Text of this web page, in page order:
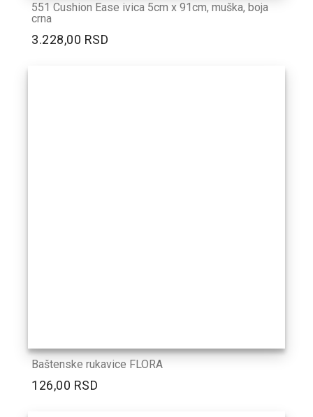
551 Cushion Ease ivica 5cm x 91cm, muška, boja
crna
3.228,00 RSD
Baštenske rukavice FLORA
126,00 RSD